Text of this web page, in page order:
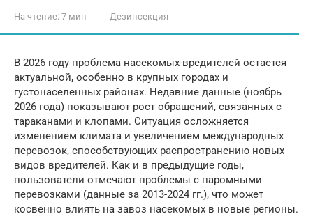
На чтение: 7 мин Дезинсекция
В 2026 году проблема насекомых-вредителей остается
актуальной, особенно в крупных городах и
густонаселенных районах. Недавние данные (ноябрь
2026 года) показывают рост обращений, связанных с
тараканами и клопами. Ситуация осложняется
изменением климата и увеличением международных
перевозок, способствующих распространению новых
видов вредителей. Как и в предыдущие годы,
пользователи отмечают проблемы с паромными
перевозками (данные за 2013-2024 гг.), что может
косвенно влиять на завоз насекомых в новые регионы.